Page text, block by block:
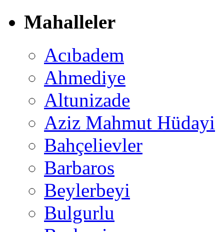
Mahalleler
Acıbadem
Ahmediye
Altunizade
Aziz Mahmut Hüdayi
Bahçelievler
Barbaros
Beylerbeyi
Bulgurlu